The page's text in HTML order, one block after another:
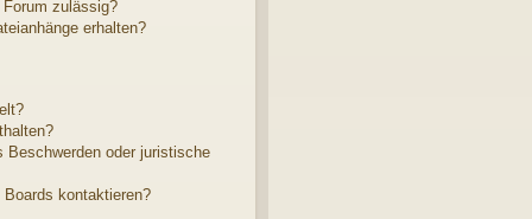
zulässig?
erhalten?
oder juristische
kontaktieren?